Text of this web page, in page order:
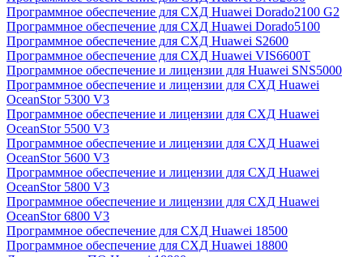
Программное обеспечение для СХД Huawei Dorado2100 G2
Программное обеспечение для СХД Huawei Dorado5100
Программное обеспечение для СХД Huawei S2600
Программное обеспечение для СХД Huawei VIS6600T
Программное обеспечение и лицензии для Huawei SNS5000
Программное обеспечение и лицензии для СХД Huawei
OceanStor 5300 V3
Программное обеспечение и лицензии для СХД Huawei
OceanStor 5500 V3
Программное обеспечение и лицензии для СХД Huawei
OceanStor 5600 V3
Программное обеспечение и лицензии для СХД Huawei
OceanStor 5800 V3
Программное обеспечение и лицензии для СХД Huawei
OceanStor 6800 V3
Программное обеспечение для СХД Huawei 18500
Программное обеспечение для СХД Huawei 18800